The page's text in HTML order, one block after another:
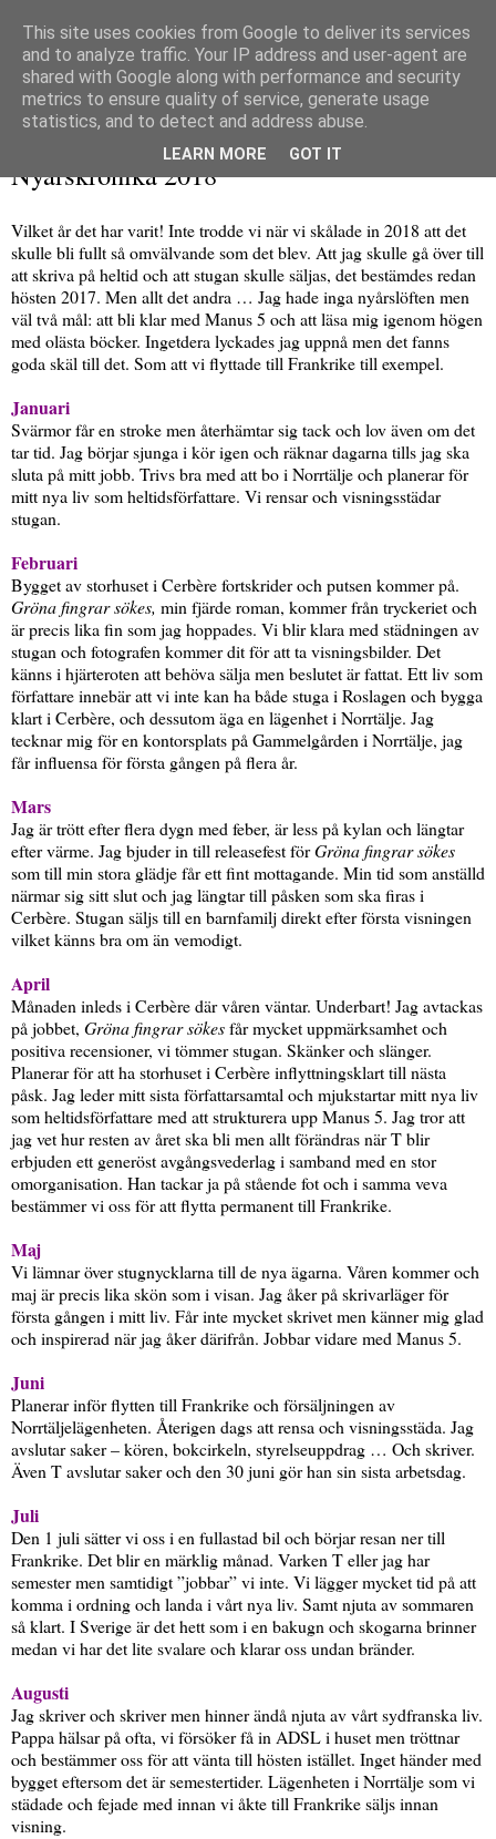
måndag 31 december 2018
Nyårskrönika 2018
Vilket år det har varit! Inte trodde vi när vi skålade in 2018 att det
skulle bli fullt så omvälvande som det blev. Att jag skulle gå över till
att skriva på heltid och att stugan skulle säljas, det bestämdes redan
hösten 2017. Men allt det andra … Jag hade inga nyårslöften men
väl två mål: att bli klar med Manus 5 och att läsa mig igenom högen
med olästa böcker. Ingetdera lyckades jag uppnå men det fanns
goda skäl till det. Som att vi flyttade till Frankrike till exempel.
Januari
Svärmor får en stroke men återhämtar sig tack och lov även om det
tar tid. Jag börjar sjunga i kör igen och räknar dagarna tills jag ska
sluta på mitt jobb. Trivs bra med att bo i Norrtälje och planerar för
mitt nya liv som heltidsförfattare. Vi rensar och visningsstädar
stugan.
Februari
Bygget av storhuset i Cerbère fortskrider och putsen kommer på.
Gröna fingrar sökes, min fjärde roman, kommer från tryckeriet och
är precis lika fin som jag hoppades. Vi blir klara med städningen av
stugan och fotografen kommer dit för att ta visningsbilder. Det
känns i hjärteroten att behöva sälja men beslutet är fattat. Ett liv som
författare innebär att vi inte kan ha både stuga i Roslagen och bygga
klart i Cerbère, och dessutom äga en lägenhet i Norrtälje. Jag
tecknar mig för en kontorsplats på Gammelgården i Norrtälje, jag
får influensa för första gången på flera år.
Mars
Jag är trött efter flera dygn med feber, är less på kylan och längtar
efter värme. Jag bjuder in till releasefest förGröna fingrar sökes
som till min stora glädje får ett fint mottagande. Min tid som anställd
närmar sig sitt slut och jag längtar till påsken som ska firas i
Cerbère. Stugan säljs till en barnfamilj direkt efter första visningen
vilket känns bra om än vemodigt.
April
Månaden inleds i Cerbère där våren väntar. Underbart! Jag avtackas
på jobbet, Gröna fingrar sökesfår mycket uppmärksamhet och
positiva recensioner, vi tömmer stugan. Skänker och slänger.
Planerar för att ha storhuset i Cerbère inflyttningsklart till nästa
påsk. Jag leder mitt sista författarsamtal och mjukstartar mitt nya liv
som heltidsförfattare med att strukturera upp Manus 5. Jag tror att
jag vet hur resten av året ska bli men allt förändras när T blir
erbjuden ett generöst avgångsvederlag i samband med en stor
omorganisation. Han tackar ja på stående fot och i samma veva
bestämmer vi oss för att flytta permanent till Frankrike.
Maj
Vi lämnar över stugnycklarna till de nya ägarna. Våren kommer och
maj är precis lika skön som i visan. Jag åker på skrivarläger för
första gången i mitt liv. Får inte mycket skrivet men känner mig glad
och inspirerad när jag åker därifrån. Jobbar vidare med Manus 5.
Juni
Planerar inför flytten till Frankrike och försäljningen av
Norrtäljelägenheten. Återigen dags att rensa och visningsstäda. Jag
avslutar saker – kören, bokcirkeln, styrelseuppdrag … Och skriver.
Även T avslutar saker och den 30 juni gör han sin sista arbetsdag.
Juli
Den 1 juli sätter vi oss i en fullastad bil och börjar resan ner till
Frankrike. Det blir en märklig månad. Varken T eller jag har
semester men samtidigt ”jobbar” vi inte. Vi lägger mycket tid på att
komma i ordning och landa i vårt nya liv. Samt njuta av sommaren
så klart. I Sverige är det hett som i en bakugn och skogarna brinner
medan vi har det lite svalare och klarar oss undan bränder.
Augusti
Jag skriver och skriver men hinner ändå njuta av vårt sydfranska liv.
Pappa hälsar på ofta, vi försöker få in ADSL i huset men tröttnar
och bestämmer oss för att vänta till hösten istället. Inget händer med
bygget eftersom det är semestertider. Lägenheten i Norrtälje som vi
städade och fejade med innan vi åkte till Frankrike säljs innan
visning.
This site uses cookies from Google to deliver its services
and to analyze traffic. Your IP address and user-agent are
shared with Google along with performance and security
metrics to ensure quality of service, generate usage
statistics, and to detect and address abuse.
LEARN MORE GOT IT